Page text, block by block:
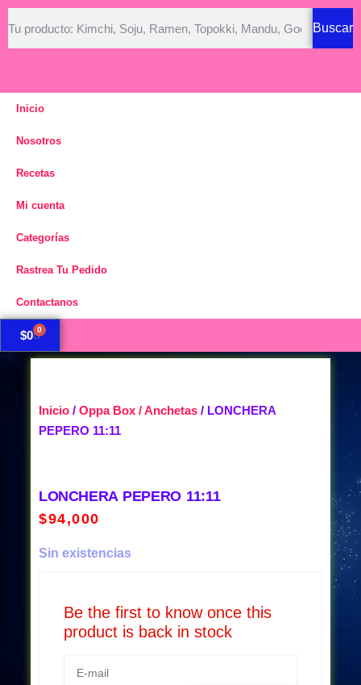
Buscar
Inicio
Nosotros
Recetas
Mi cuenta
Categorías
Rastrea Tu Pedido
Contactanos
$0 0
Inicio / Oppa Box / Anchetas / LONCHERA
PEPERO 11:11
LONCHERA PEPERO 11:11
$94,000
Sin existencias
Be the first to know once this
product is back in stock